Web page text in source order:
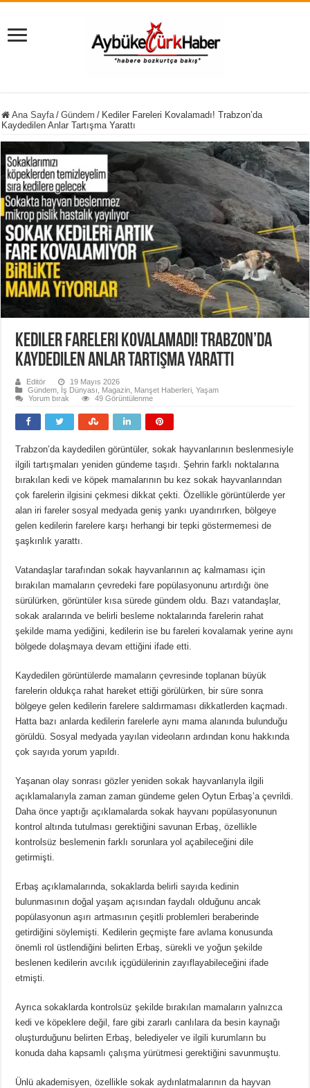
Ana Sayfa / Gündem / Kediler Fareleri Kovalamadı! Trabzon’da
Kaydedilen Anlar Tartışma Yarattı
Kediler Fareleri Kovalamadı! Trabzon’da
Kaydedilen Anlar Tartışma Yarattı
Editör
19 Mayıs 2026
Gündem İş Dünyası Magazin Manşet Haberleri ,Yaşam
Yorum bırak
49 Görüntülenme
Trabzon’da kaydedilen görüntüler, sokak hayvanlarının beslenmesiyle
ilgili tartışmaları yeniden gündeme taşıdı. Şehrin farklı noktalarına
bırakılan kedi ve köpek mamalarının bu kez sokak hayvanlarından
çok farelerin ilgisini çekmesi dikkat çekti. Özellikle görüntülerde yer
alan iri fareler sosyal medyada geniş yankı uyandırırken, bölgeye
gelen kedilerin farelere karşı herhangi bir tepki göstermemesi de
şaşkınlık yarattı.
Vatandaşlar tarafından sokak hayvanlarının aç kalmaması için
bırakılan mamaların çevredeki fare popülasyonunu artırdığı öne
sürülürken, görüntüler kısa sürede gündem oldu. Bazı vatandaşlar,
sokak aralarında ve belirli besleme noktalarında farelerin rahat
şekilde mama yediğini, kedilerin ise bu fareleri kovalamak yerine aynı
bölgede dolaşmaya devam ettiğini ifade etti.
Kaydedilen görüntülerde mamaların çevresinde toplanan büyük
farelerin oldukça rahat hareket ettiği görülürken, bir süre sonra
bölgeye gelen kedilerin farelere saldırmaması dikkatlerden kaçmadı.
Hatta bazı anlarda kedilerin farelerle aynı mama alanında bulunduğu
görüldü. Sosyal medyada yayılan videoların ardından konu hakkında
çok sayıda yorum yapıldı.
Yaşanan olay sonrası gözler yeniden sokak hayvanlarıyla ilgili
açıklamalarıyla zaman zaman gündeme gelen Oytun Erbaş’a çevrildi.
Daha önce yaptığı açıklamalarda sokak hayvanı popülasyonunun
kontrol altında tutulması gerektiğini savunan Erbaş, özellikle
kontrolsüz beslemenin farklı sorunlara yol açabileceğini dile
getirmişti.
Erbaş açıklamalarında, sokaklarda belirli sayıda kedinin
bulunmasının doğal yaşam açısından faydalı olduğunu ancak
popülasyonun aşırı artmasının çeşitli problemleri beraberinde
getirdiğini söylemişti. Kedilerin geçmişte fare avlama konusunda
önemli rol üstlendiğini belirten Erbaş, sürekli ve yoğun şekilde
beslenen kedilerin avcılık içgüdülerinin zayıflayabileceğini ifade
etmişti.
Ayrıca sokaklarda kontrolsüz şekilde bırakılan mamaların yalnızca
kedi ve köpeklere değil, fare gibi zararlı canlılara da besin kaynağı
oluşturduğunu belirten Erbaş, belediyeler ve ilgili kurumların bu
konuda daha kapsamlı çalışma yürütmesi gerektiğini savunmuştu.
Ünlü akademisyen, özellikle sokak aydınlatmalarının da hayvan